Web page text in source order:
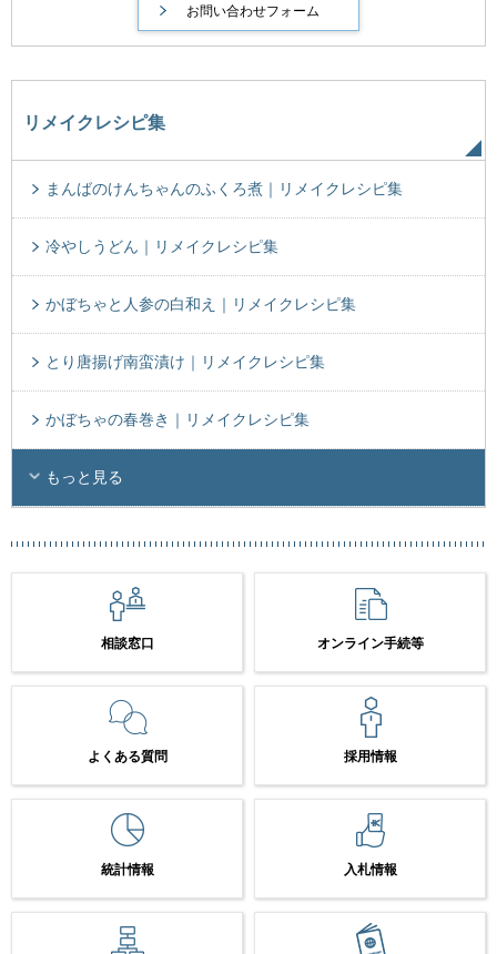
リメイクレシピ集
まんばのけんちゃんのふくろ煮｜リメイクレシピ集
冷やしうどん｜リメイクレシピ集
かぼちゃと人参の白和え｜リメイクレシピ集
とり唐揚げ南蛮漬け｜リメイクレシピ集
かぼちゃの春巻き｜リメイクレシピ集
もっと見る
相談窓口 オンライン手続等
よくある質問 採用情報
統計情報 入札情報